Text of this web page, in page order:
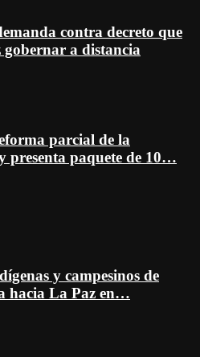
contra decreto que
gobernar a distancia
parcial de la
presenta paquete de 10…
y campesinos de
hacia La Paz en…